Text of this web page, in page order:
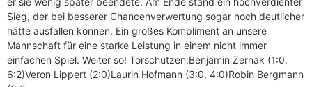
Sieg, der bei besserer Chancenverwertung sogar noch deutlicher
hätte ausfallen können. Ein großes Kompliment an unsere
Mannschaft für eine starke Leistung in einem nicht immer
einfachen Spiel. Weiter so! Torschützen:Benjamin Zernak (1:0,
6:2)Veron Lippert (2:0)Laurin Hofmann (3:0, 4:0)Robin Bergmann